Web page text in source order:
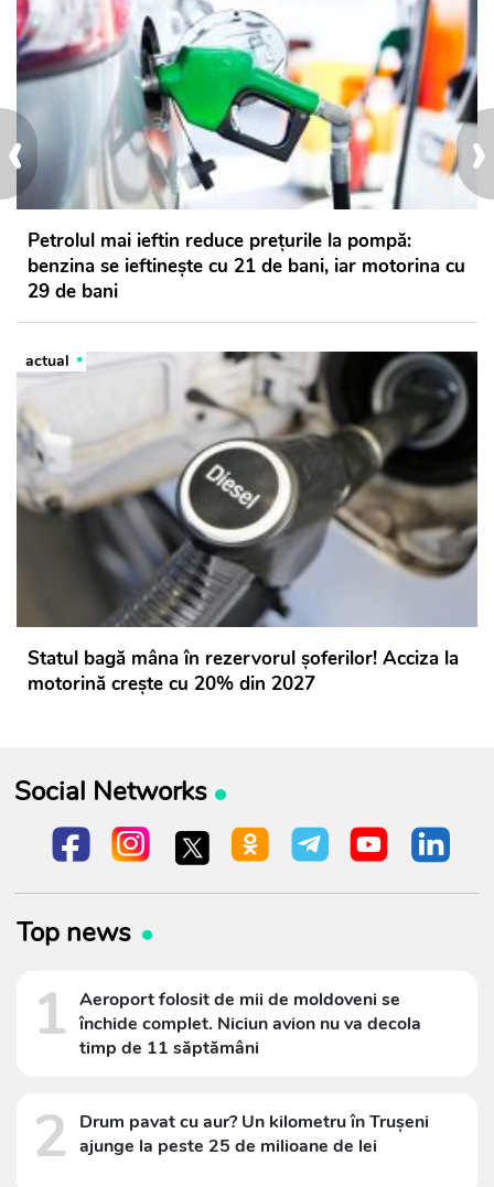
›
‹
Petrolul mai ieftin reduce prețurile la pompă:
benzina se ieftinește cu 21 de bani, iar motorina cu
29 de bani
actual
Statul bagă mâna în rezervorul șoferilor! Acciza la
motorină crește cu 20% din 2027
Social Networks
Top news
1 Aeroport folosit de mii de moldoveni se
închide complet. Niciun avion nu va decola
timp de 11 săptămâni
2
Drum pavat cu aur? Un kilometru în Trușeni
ajunge la peste 25 de milioane de lei